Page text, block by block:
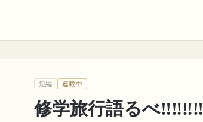
短編 連載中
修学旅行語るべ‼️‼️‼️‼️